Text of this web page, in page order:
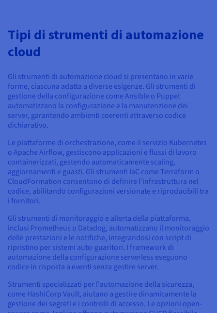
Tipi di strumenti di automazione
cloud
Gli strumenti di automazione cloud si presentano in varie
forme, ciascuna adatta a diverse esigenze. Gli strumenti di
gestione della configurazione come Ansible o Puppet
automatizzano la configurazione e la manutenzione dei
server, garantendo ambienti coerenti attraverso codice
dichiarativo.
Le piattaforme di orchestrazione, come il servizio Kubernetes
o Apache Airflow, gestiscono applicazioni e flussi di lavoro
containerizzati, gestendo automaticamente scaling,
aggiornamenti e guasti. Gli strumenti IaC come Terraform o
CloudFormation consentono di definire l'infrastruttura nel
codice, abilitando configurazioni versionate e riproducibili tra
i fornitori.
Gli strumenti di monitoraggio e allerta della piattaforma,
inclusi Prometheus o Datadog, automatizzano il monitoraggio
delle prestazioni e le notifiche, integrandosi con script di
ripristino per sistemi auto-guaritori. I framework di
automazione della configurazione serverless eseguono
codice in risposta a eventi senza gestire server.
Strumenti specializzati per l'automazione della sicurezza,
come HashiCorp Vault, aiutano a gestire dinamicamente la
gestione dei segreti e i controlli di accesso. Le opzioni open-